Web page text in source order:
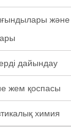
дайындау
жем қоспасы
химия